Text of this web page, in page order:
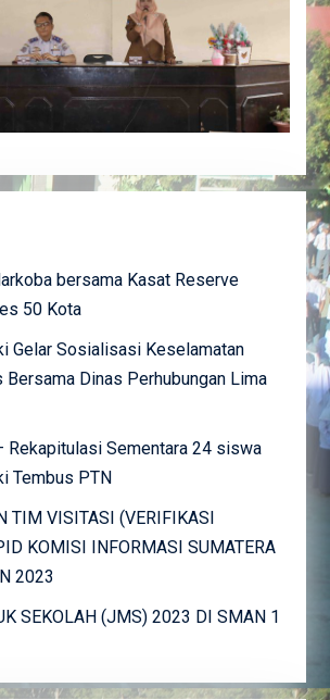
bersama Kasat Reserve
50 Kota
Gelar Sosialisasi Keselamatan
Bersama Dinas Perhubungan Lima
Rekapitulasi Sementara 24 siswa
Tembus PTN
TIM VISITASI (VERIFIKASI
KOMISI INFORMASI SUMATERA
2023
SEKOLAH (JMS) 2023 DI SMAN 1